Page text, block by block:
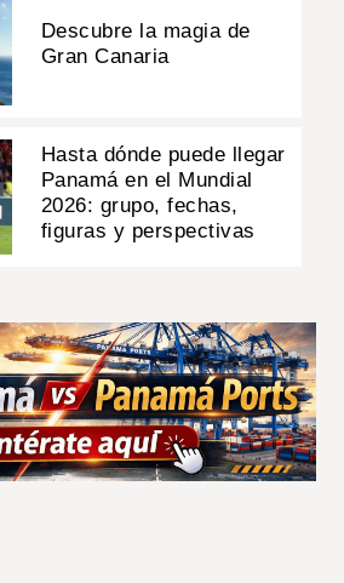
Descubre la magia de
Gran Canaria
Hasta dónde puede llegar
Panamá en el Mundial
2026: grupo, fechas,
figuras y perspectivas